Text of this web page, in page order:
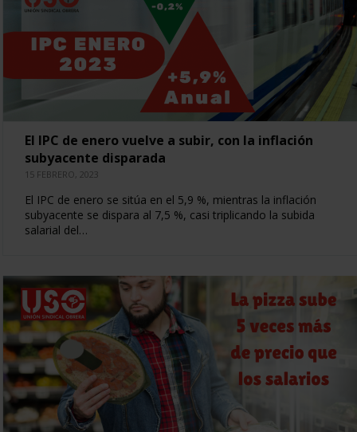
El IPC de enero vuelve a subir, con la inflación
subyacente disparada
15 FEBRERO, 2023
El IPC de enero se sitúa en el 5,9 %, mientras la inflación
subyacente se dispara al 7,5 %, casi triplicando la subida
salarial del…